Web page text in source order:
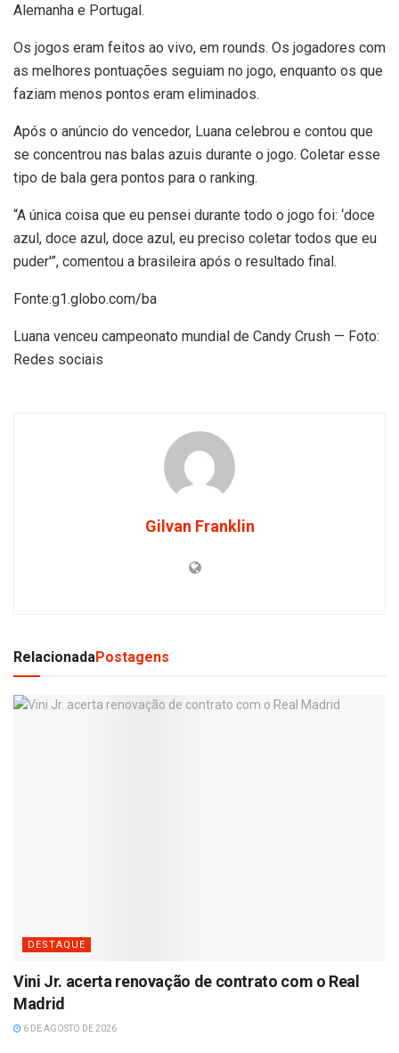
Alemanha e Portugal.
Os jogos eram feitos ao vivo, em rounds. Os jogadores com
as melhores pontuações seguiam no jogo, enquanto os que
faziam menos pontos eram eliminados.
Após o anúncio do vencedor, Luana celebrou e contou que
se concentrou nas balas azuis durante o jogo. Coletar esse
tipo de bala gera pontos para o ranking.
“A única coisa que eu pensei durante todo o jogo foi: ‘doce
azul, doce azul, doce azul, eu preciso coletar todos que eu
puder'”, comentou a brasileira após o resultado final.
Fonte:g1.globo.com/ba
Luana venceu campeonato mundial de Candy Crush — Foto:
Redes sociais
Gilvan Franklin
RelacionadaPostagens
DESTAQUE
Vini Jr. acerta renovação de contrato com o Real
Madrid
6 DE AGOSTO DE 2026